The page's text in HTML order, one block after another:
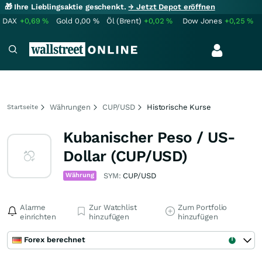
🎁 Ihre Lieblingsaktie geschenkt.→ Jetzt Depot eröffnen
DAX +0,69% Gold 0,00 % Öl (Brent) +0,02% Dow Jones +0,25%
Startseite Währungen CUP/USD Historische Kurse
Kubanischer Peso / US-
Dollar (CUP/USD)
Währung SYM: CUP/USD
Alarme
einrichten
Zur Watchlist
hinzufügen
Zum Portfolio
hinzufügen
Forex berechnet